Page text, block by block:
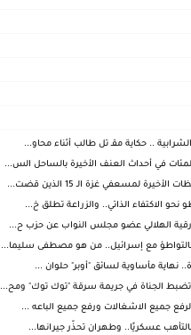
.. حكاية مقـ تل طالب أثناء محاو...
في أحداث العنف الأخيرة بالساحل الس...
لمسعفي غزة الـ 15 الذين قضت...
نحو الاكتفاء الذاتي.. والزراعة تطلق خ...
رقية الهلالي عضو مجلس النواب عن حزب ح...
بالتواطؤ مع إسرائيل.. من هو مصطفى سليما...
نهاية مأساوية لسائق "أوبر" حلوان ...
تضبط الجناة في جريمة سرقة "توك توك" ومح...
جميع الاشغالات ورفع جميع الباعه ...
بالتأهب عسكريًا.. وطهران تحذّر جيرانها...